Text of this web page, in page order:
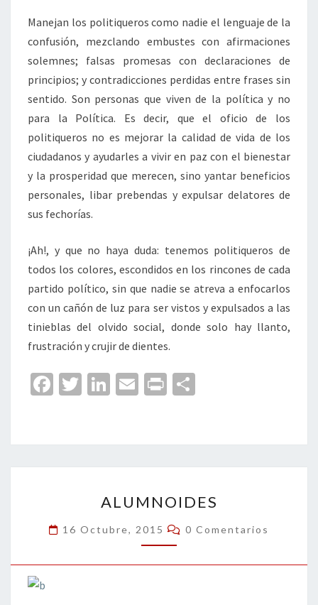
Manejan los politiqueros como nadie el lenguaje de la
confusión, mezclando embustes con afirmaciones
solemnes; falsas promesas con declaraciones de
principios; y contradicciones perdidas entre frases sin
sentido. Son personas que viven de la política y no
para la Política. Es decir, que el oficio de los
politiqueros no es mejorar la calidad de vida de los
ciudadanos y ayudarles a vivir en paz con el bienestar
y la prosperidad que merecen, sino yantar beneficios
personales, libar prebendas y expulsar delatores de
sus fechorías.
¡Ah!, y que no haya duda: tenemos politiqueros de
todos los colores, escondidos en los rincones de cada
partido político, sin que nadie se atreva a enfocarlos
con un cañón de luz para ser vistos y expulsados a las
tinieblas del olvido social, donde solo hay llanto,
frustración y crujir de dientes.
Fa
o
o
T
er
Li
dI
n
E
l
Pr
p
ar
tir
ALUMNOIDES
16 Octubre, 2015 Comentarios
0 Comentarios